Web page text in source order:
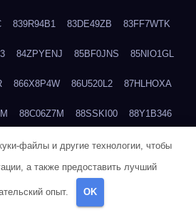
839R94B1 83DE49ZB 83FF7WTK
84ZPYENJ 85BF0JNS 85NIO1GL
866X8P4W 86U520L2 87HLHOXA
88C06Z7M 88SSKI00 88Y1B346
895NL72T 89WVKQCH 8A6B5EEP
8BSWANL0 8BVB056I 8BZT9YKF
8CEG9O6P
файлы и другие технологии, чтобы
а также предоставить лучший
опыт. OK